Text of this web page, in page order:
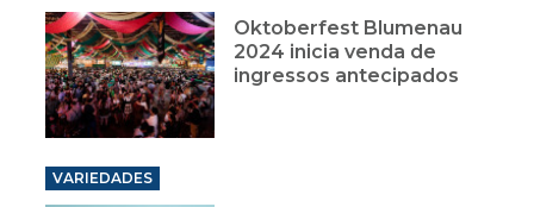
Oktoberfest Blumenau
2024 inicia venda de
ingressos antecipados
VARIEDADES